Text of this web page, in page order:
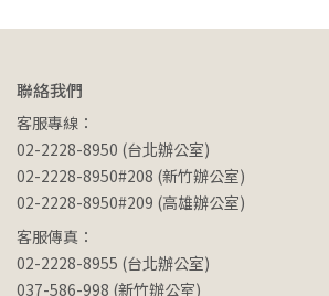
聯絡我們
客服專線：
02-2228-8950 (台北辦公室)
02-2228-8950#208 (新竹辦公室)
02-2228-8950#209 (高雄辦公室)
客服傳真：
02-2228-8955 (台北辦公室)
037-586-998 (新竹辦公室)